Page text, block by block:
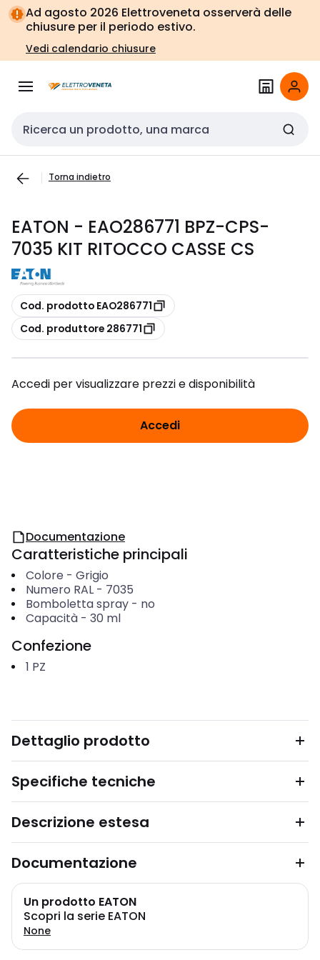
Vai alla
navigazione
Vai
alla
pagina
Ad agosto 2026 Elettroveneta osserverà delle
chiusure per il periodo estivo.
Vedi calendario chiusure
Cerca input
Torna indietro
EATON - EAO286771 BPZ-CPS-
7035 KIT RITOCCO CASSE CS
copia
Cod. prodotto EAO286771
copia
Cod. produttore 286771
Accedi per visualizzare prezzi e disponibilità
Accedi
Documentazione
Caratteristiche principali
Colore - Grigio
Numero RAL- 7035
Bomboletta spray- no
Capacità- 30 ml
Confezione
1 PZ
Dettaglio prodotto
Specifiche tecniche
Descrizione estesa
Documentazione
Un prodotto EATON
Scopri la serie EATON
None